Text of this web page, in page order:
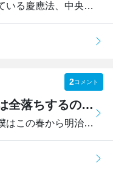
みんこう偏差値４８の高校に通っている慶應法、中央法を志望...
2コメント
これでも前期北大、早慶には全落ちするのはなぜですか？
こんにちは。お世話になります。僕はこの春から明治大学に通...